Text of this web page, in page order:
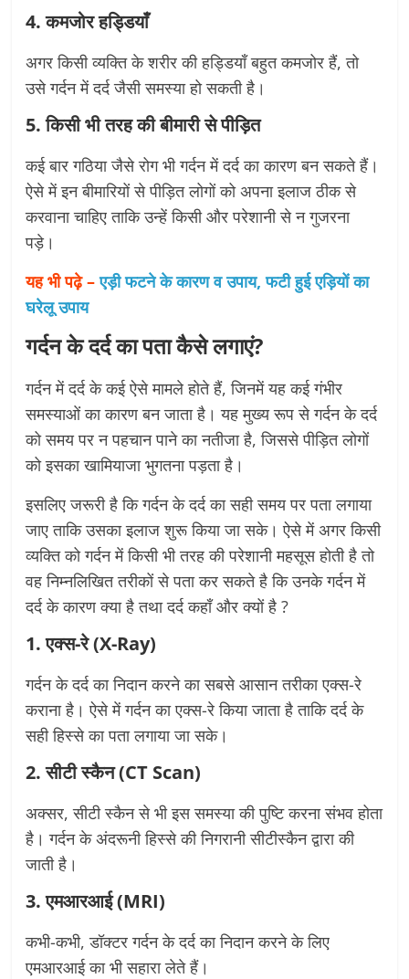
4. कमजोर हड्डियाँ
अगर किसी व्यक्ति के शरीर की हड्डियाँ बहुत कमजोर हैं, तो
उसे गर्दन में दर्द जैसी समस्या हो सकती है।
5. किसी भी तरह की बीमारी से पीड़ित
कई बार गठिया जैसे रोग भी गर्दन में दर्द का कारण बन सकते हैं।
ऐसे में इन बीमारियों से पीड़ित लोगों को अपना इलाज ठीक से
करवाना चाहिए ताकि उन्हें किसी और परेशानी से न गुजरना
पड़े।
यह भी पढ़े – एड़ी फटने के कारण व उपाय, फटी हुई एड़ियों का
घरेलू उपाय
गर्दन के दर्द का पता कैसे लगाएं?
गर्दन में दर्द के कई ऐसे मामले होते हैं, जिनमें यह कई गंभीर
समस्याओं का कारण बन जाता है। यह मुख्य रूप से गर्दन के दर्द
को समय पर न पहचान पाने का नतीजा है, जिससे पीड़ित लोगों
को इसका खामियाजा भुगतना पड़ता है।
इसलिए जरूरी है कि गर्दन के दर्द का सही समय पर पता लगाया
जाए ताकि उसका इलाज शुरू किया जा सके। ऐसे में अगर किसी
व्यक्ति को गर्दन में किसी भी तरह की परेशानी महसूस होती है तो
वह निम्नलिखित तरीकों से पता कर सकते है कि उनके गर्दन में
दर्द के कारण क्या है तथा दर्द कहाँ और क्यों है ?
1. एक्स-रे (X-Ray)
गर्दन के दर्द का निदान करने का सबसे आसान तरीका एक्स-रे
कराना है। ऐसे में गर्दन का एक्स-रे किया जाता है ताकि दर्द के
सही हिस्से का पता लगाया जा सके।
2. सीटी स्कैन (CT Scan)
अक्सर, सीटी स्कैन से भी इस समस्या की पुष्टि करना संभव होता
है। गर्दन के अंदरूनी हिस्से की निगरानी सीटीस्कैन द्वारा की
जाती है।
3. एमआरआई (MRI)
कभी-कभी, डॉक्टर गर्दन के दर्द का निदान करने के लिए
एमआरआई का भी सहारा लेते हैं।